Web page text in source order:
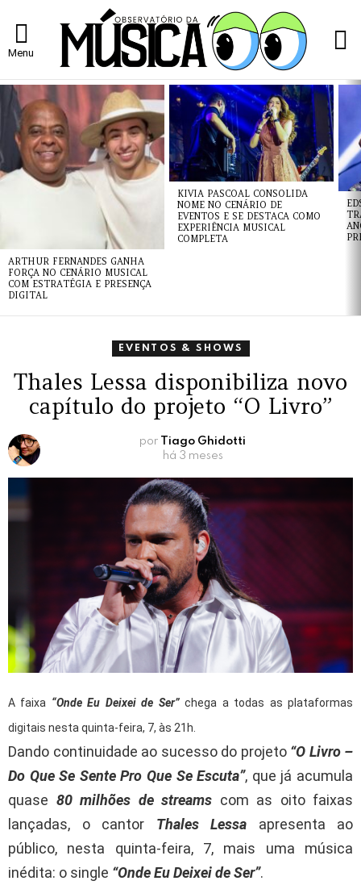
Menu
ÚLTIMAS
NOTÍCIAS
ARTHUR FERNANDES GANHA
FORÇA NO CENÁRIO MUSICAL
COM ESTRATÉGIA E PRESENÇA
DIGITAL
KIVIA PASCOAL CONSOLIDA
NOME NO CENÁRIO DE
EVENTOS E SE DESTACA COMO
EXPERIÊNCIA MUSICAL
COMPLETA
EVENTOS & SHOWS
Thales Lessa disponibiliza novo
capítulo do projeto “O Livro”
por
Tiago Ghidotti
há 3 meses
A faixa “Onde Eu Deixei de Ser”chega a todas as plataformas
digitais nesta quinta-feira, 7, às 21h.
Dando continuidade ao sucesso do projeto “O Livro –
Do Que Se Sente Pro Que Se Escuta”, que já acumula
quase 80 milhões de streams com as oito faixas
lançadas, o cantor Thales Lessa apresenta ao
público, nesta quinta-feira, 7, mais uma música
inédita: o single “Onde Eu Deixei de Ser”.